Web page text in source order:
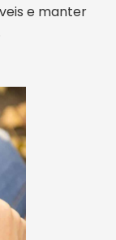
e manter